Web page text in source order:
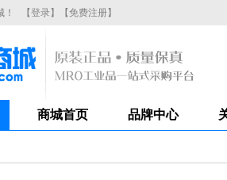
！ 【登录】 【免费注册】
商城首页 品牌中心